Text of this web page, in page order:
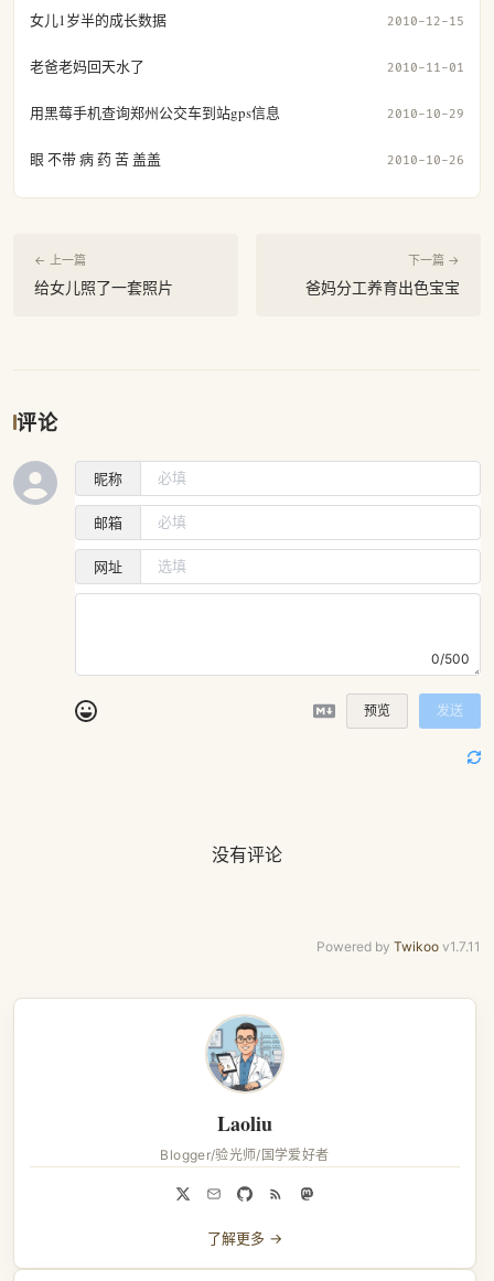
女儿1岁半的成长数据 2010-12-15
老爸老妈回天水了 2010-11-01
用黑莓手机查询郑州公交车到站gps信息 2010-10-29
眼 不带 病 药 苦 盖盖 2010-10-26
← 上一篇
给女儿照了一套照片
下一篇 →
爸妈分工养育出色宝宝
评论
昵称
邮箱
网址
0/500
预览 发送
没有评论
Powered by Twikoo v1.7.11
Laoliu
Blogger/验光师/国学爱好者
了解更多 →